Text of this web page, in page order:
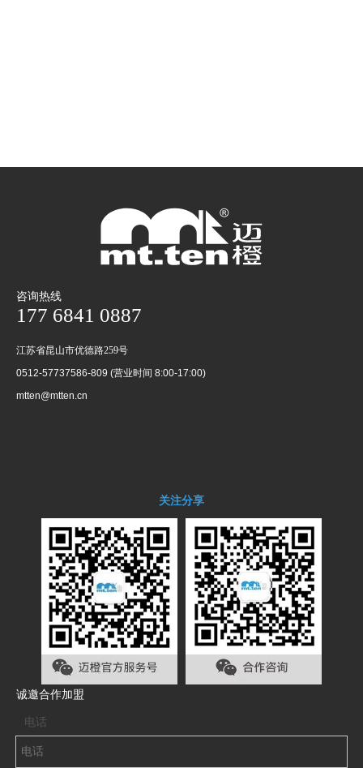
咨询热线
177 6841 0887
江苏省昆山市优德路259号
0512-57737586-809 (营业时间 8:00-17:00)
mtten@mtten.cn
关注分享
诚邀合作加盟
电话